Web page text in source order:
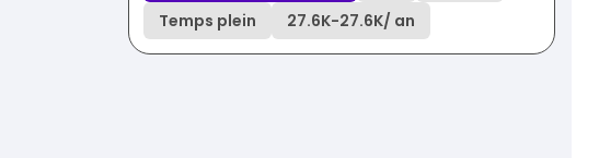
Temps plein
27.6K-27.6K/ an